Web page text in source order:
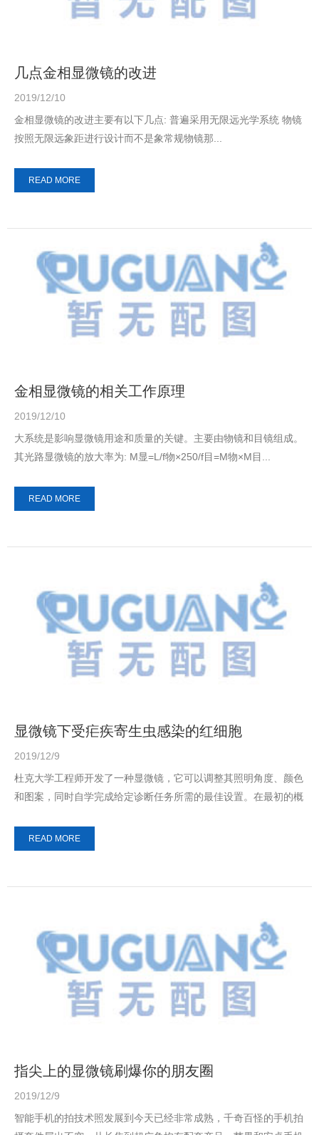
几点金相显微镜的改进
2019/12/10
金相显微镜的改进主要有以下几点: 普遍采用无限远光学系统 物镜
按照无限远象距进行设计而不是象常规物镜那...
READ MORE
金相显微镜的相关工作原理
2019/12/10
大系统是影响显微镜用途和质量的关键。主要由物镜和目镜组成。
其光路显微镜的放大率为: M显=L/f物×250/f目=M物×M目...
READ MORE
显微镜下受疟疾寄生虫感染的红细胞
2019/12/9
杜克大学工程师开发了一种显微镜，它可以调整其照明角度、颜色
和图案，同时自学完成给定诊断任务所需的最佳设置。在最初的概
READ MORE
指尖上的显微镜刷爆你的朋友圈
2019/12/9
智能手机的拍技术照发展到今天已经非常成熟，千奇百怪的手机拍